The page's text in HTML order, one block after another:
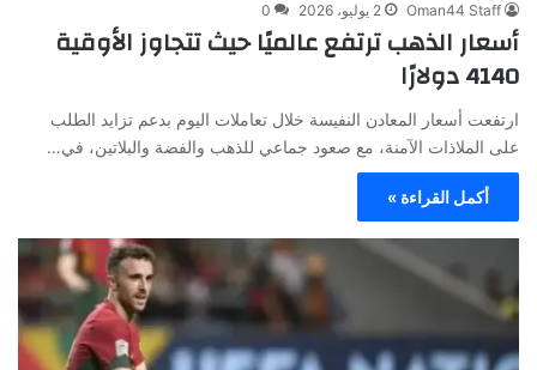
Oman44 Staff 2 يوليو، 2026 0
أسعار الذهب ترتفع عالميًا حيث تتجاوز الأوقية
4140 دولارًا
ارتفعت أسعار المعادن النفيسة خلال تعاملات اليوم بدعم تزايد الطلب
على الملاذات الآمنة، مع صعود جماعي للذهب والفضة والبلاتين، في…
أكمل القراءة »